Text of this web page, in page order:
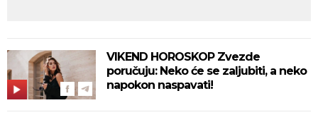
VIKEND HOROSKOP Zvezde
poručuju: Neko će se zaljubiti, a neko
napokon naspavati!